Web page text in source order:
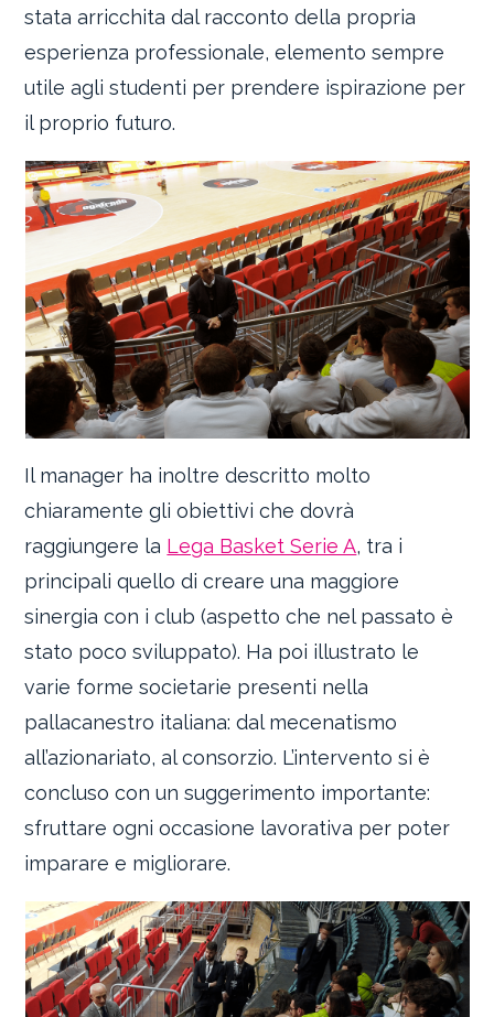
stata arricchita dal racconto della propria
esperienza professionale, elemento sempre
utile agli studenti per prendere ispirazione per
il proprio futuro.
Il manager ha inoltre descritto molto
chiaramente gli obiettivi che dovrà
raggiungere la Lega Basket Serie A, tra i
principali quello di creare una maggiore
sinergia con i club (aspetto che nel passato è
stato poco sviluppato). Ha poi illustrato le
varie forme societarie presenti nella
pallacanestro italiana: dal mecenatismo
all’azionariato, al consorzio. L’intervento si è
concluso con un suggerimento importante:
sfruttare ogni occasione lavorativa per poter
imparare e migliorare.